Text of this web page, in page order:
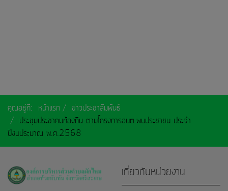
คุณอยู่ที่: หน้าแรก
ข่าวประชาสัมพันธ์
ประชุมประชาคมท้องถิ่น ตามโครงการอบต.พบประชาชน ประจำ
ปีงบประมาณ พ.ศ.2568
เกี่ยวกับหน่วยงาน